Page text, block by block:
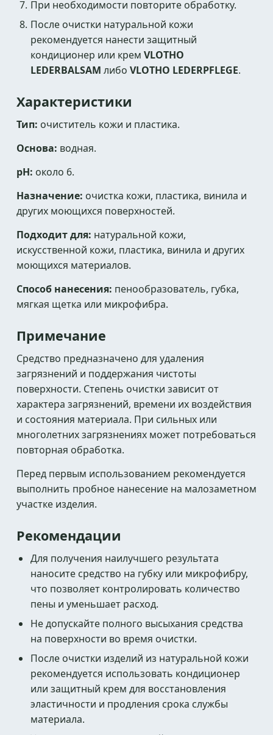
При необходимости повторите обработку.
После очистки натуральной кожи
рекомендуется нанести защитный
кондиционер или кремVLOTHO
LEDERBALSAM либоVLOTHO LEDERPFLEGE.
Характеристики
Тип: очиститель кожи и пластика.
Основа: водная.
pH: около 6.
Назначение: очистка кожи, пластика, винила и
других моющихся поверхностей.
Подходит для: натуральной кожи,
искусственной кожи, пластика, винила и других
моющихся материалов.
Способ нанесения: пенообразователь, губка,
мягкая щетка или микрофибра.
Примечание
Средство предназначено для удаления
загрязнений и поддержания чистоты
поверхности. Степень очистки зависит от
характера загрязнений, времени их воздействия
и состояния материала. При сильных или
многолетних загрязнениях может потребоваться
повторная обработка.
Перед первым использованием рекомендуется
выполнить пробное нанесение на малозаметном
участке изделия.
Рекомендации
Для получения наилучшего результата
наносите средство на губку или микрофибру,
что позволяет контролировать количество
пены и уменьшает расход.
Не допускайте полного высыхания средства
на поверхности во время очистки.
После очистки изделий из натуральной кожи
рекомендуется использовать кондиционер
или защитный крем для восстановления
эластичности и продления срока службы
материала.